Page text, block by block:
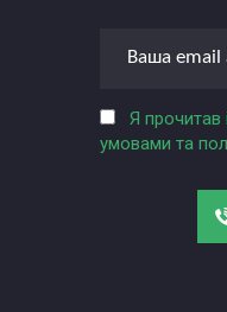
Я прочитав
умовами та